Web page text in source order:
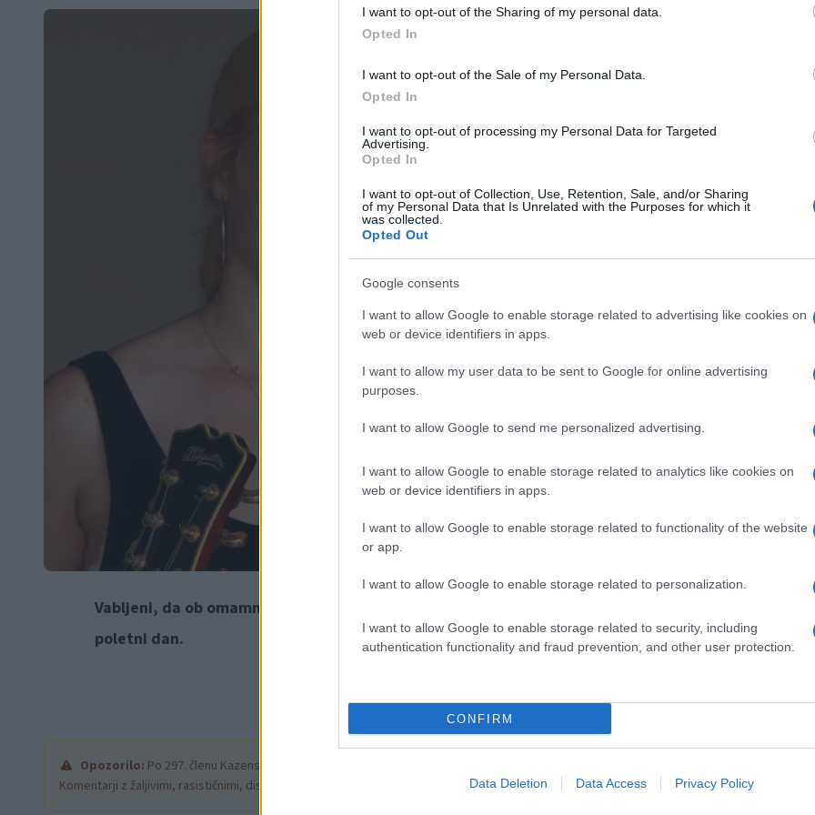
I want to opt-out of the Sharing of my personal data.
Opted In
I want to opt-out of the Sale of my Personal Data.
Opted In
I want to opt-out of processing my Personal Data for Targeted
Advertising.
Opted In
I want to opt-out of Collection, Use, Retention, Sale, and/or Sharing
of my Personal Data that Is Unrelated with the Purposes for which it
was collected.
Opted Out
Google consents
I want to allow Google to enable storage related to advertising like cookies on
web or device identifiers in apps.
I want to allow my user data to be sent to Google for online advertising
purposes.
I want to allow Google to send me personalized advertising.
I want to allow Google to enable storage related to analytics like cookies on
web or device identifiers in apps.
I want to allow Google to enable storage related to functionality of the website
or app.
I want to allow Google to enable storage related to personalization.
I want to allow Google to enable storage related to security, including
authentication functionality and fraud prevention, and other user protection.
CONFIRM
Data Deletion Data Access Privacy Policy
Vabljeni, da ob omamnem vonju kave in prijetnih jazzovskih zvokih skupaj doživimo še en čudovit
poletni dan.
Opozorilo: Po 297. členu Kazenskega zakonika je posameznik kazensko odgovoren za javno spodbujanje sovraštva, nasilja ali
Komentarji z žaljivimi, rasističnimi, diskriminatornimi ali nezakonitimi vsebinami bodo odstranjeni. Pravila komentiranja →